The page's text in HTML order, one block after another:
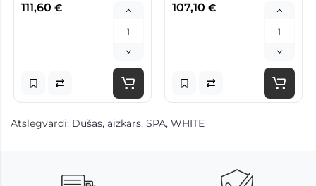
111,60 € 107,10 €
Atslēgvārdi: Dušas, aizkars, SPA, WHITE